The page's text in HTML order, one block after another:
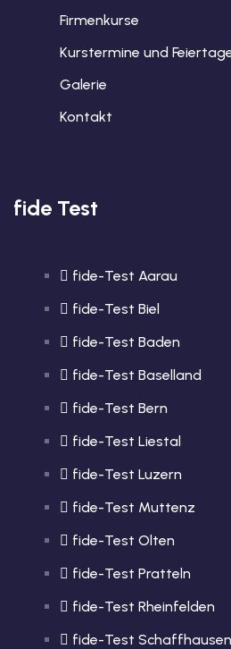
Firmenkurse
Kurstermine und
Galerie
Kontakt
fide Test
fide-Test Aarau
fide-Test Biel
fide-Test Baden
fide-Test Baselland
fide-Test Bern
fide-Test Liestal
fide-Test Luzern
fide-Test Muttenz
fide-Test Olten
fide-Test Pratteln
fide-Test Rheinfelden
fide-Test Schaffhausen